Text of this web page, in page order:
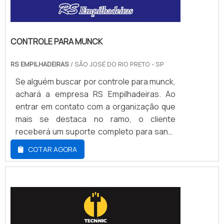
CONTROLE PARA MUNCK
RS EMPILHADEIRAS / SÃO JOSÉ DO RIO PRETO - SP
Se alguém buscar por controle para munck,
achará a empresa RS Empilhadeiras. Ao
entrar em contato com a organização que
mais se destaca no ramo, o cliente
receberá um suporte completo para sanar
eventuais dúvidas sobre o produto a ser
adquirido.DETALHES SOBRE CONTROLE
PARA MUNCKQuem quer achar controle
comprometida com seus serviços,
encontrará a RS Empilhadeiras. Com
grande know-how focado em cesta aérea
COTAR AGORA